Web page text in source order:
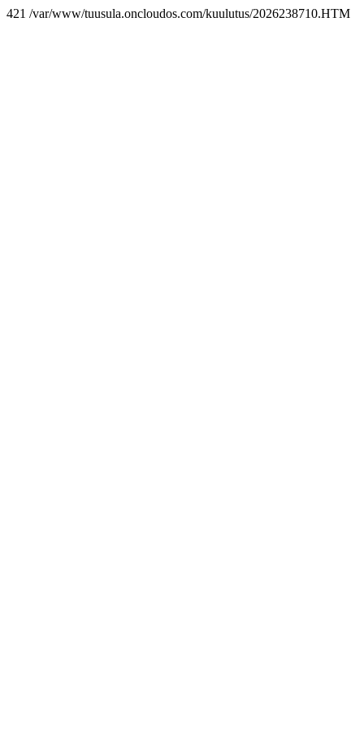
421 /var/www/tuusula.oncloudos.com/kuulutus/2026238710.HTM